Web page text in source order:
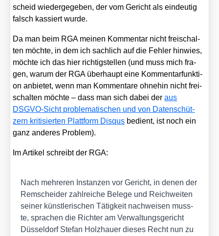
scheid wie­der­ge­ge­ben, der vom Gericht als ein­deu­tig
falsch kas­siert wur­de.
Da man beim RGA mei­nen Kom­men­tar nicht frei­schal­
ten möch­te, in dem ich sach­lich auf die Feh­ler hin­wies,
möch­te ich das hier rich­tig­stel­len (und muss mich fra­
gen, war­um der RGA über­haupt eine Kom­men­tar­funk­ti­
on anbie­tet, wenn man Kom­men­ta­re ohne­hin nicht frei­
schal­ten möch­te – dass man sich dabei deraus
DSGVO-Sicht pro­ble­ma­ti­schen und von Daten­schüt­
zern kri­ti­sier­ten Platt­form Dis­qus bedient, ist noch ein
ganz ande­res Pro­blem).
Im Arti­kel schreibt der RGA:
Nach meh­re­ren Instan­zen vor Gericht, in denen der
Rem­schei­der zahl­rei­che Bele­ge und Reich­wei­ten
sei­ner künst­le­ri­schen Tätig­keit nach­wei­sen muss­
te, spra­chen die Rich­ter am Ver­wal­tungs­ge­richt
Düs­sel­dorf Ste­fan Holz­hau­er die­ses Recht nun zu